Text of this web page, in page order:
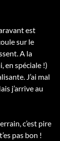
est
sur le
A la
en spéciale !)
J’ai mal
j’arrive au
c’est pire
pas bon !